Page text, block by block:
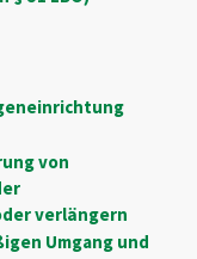
von
verlängern
Umgang und